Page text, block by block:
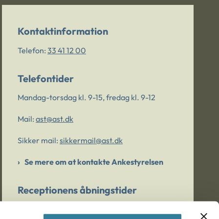
Kontaktinformation
Telefon: 33 41 12 00
Telefontider
Mandag-torsdag kl. 9-15, fredag kl. 9-12
Mail: ast@ast.dk
Sikker mail: sikkermail@ast.dk
Se mere om at kontakte Ankestyrelsen
Receptionens åbningstider